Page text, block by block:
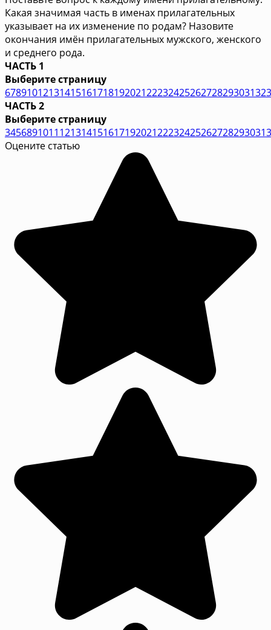
Какая значимая часть в именах прилагательных
указывает на их изменение по родам? Назовите
окончания имён прилагательных мужского, женского
и среднего рода.
ЧАСТЬ 1
Выберите страницу
678910121314151617181920212223242526272829303132
ЧАСТЬ 2
Выберите страницу
345689101112131415161719202122232425262728293031
Оцените статью